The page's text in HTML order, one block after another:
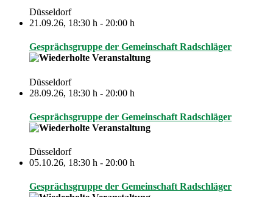
Düsseldorf
21.09.26, 18:30 h - 20:00 h
Gesprächsgruppe der Gemeinschaft Radschläger
Düsseldorf
28.09.26, 18:30 h - 20:00 h
Gesprächsgruppe der Gemeinschaft Radschläger
Düsseldorf
05.10.26, 18:30 h - 20:00 h
Gesprächsgruppe der Gemeinschaft Radschläger